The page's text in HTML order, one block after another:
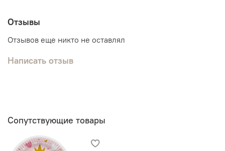
Отзывы
Отзывов еще никто не оставлял
Написать отзыв
Сопутствующие товары